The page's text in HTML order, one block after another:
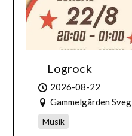
Logrock
2026-08-22
Gammelgården Sveg
Musik